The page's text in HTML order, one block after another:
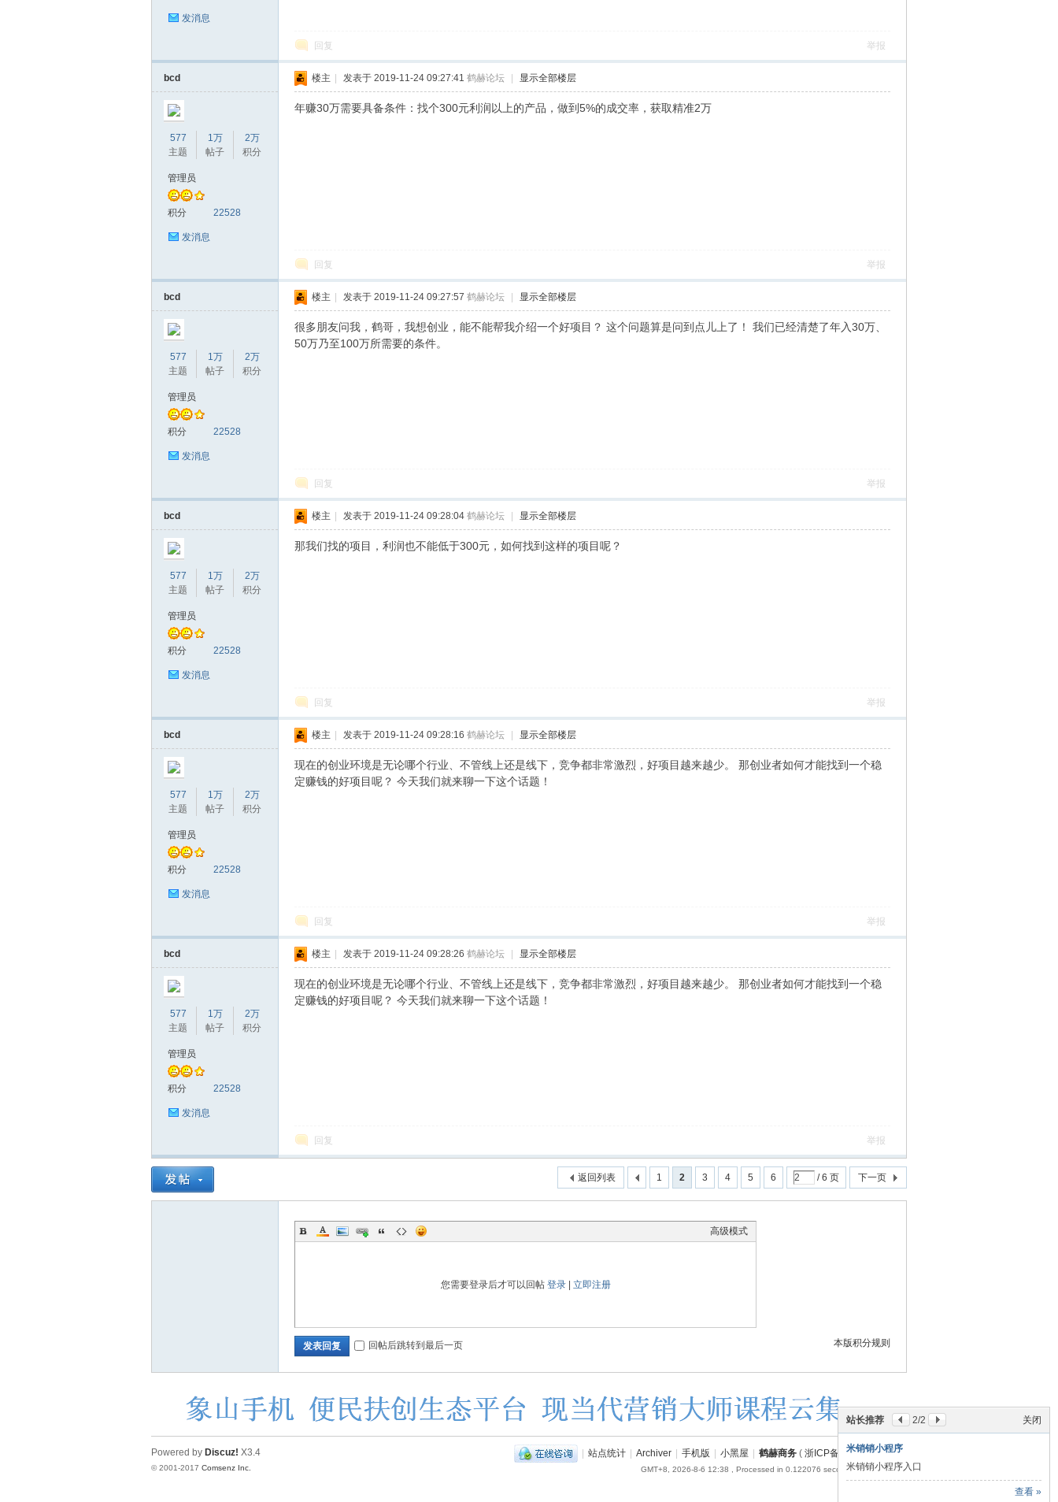
发消息
回复 举报
bcd
577
主题
1万
帖子
2万
积分
管理员
积分 22528
发消息
楼主 发表于 2019-11-24 09:27:41 鹤赫论坛 显示全部楼层
年赚30万需要具备条件：找个300元利润以上的产品，做到5%的成交率，获取精准2万
回复 举报
bcd
577
主题
1万
帖子
2万
积分
管理员
积分 22528
发消息
楼主 发表于 2019-11-24 09:27:57 鹤赫论坛 显示全部楼层
很多朋友问我，鹤哥，我想创业，能不能帮我介绍一个好项目？ 这个问题算是问到点儿上了！ 我们已经清楚了年入30万、
50万乃至100万所需要的条件。
回复 举报
bcd
577
主题
1万
帖子
2万
积分
管理员
积分 22528
发消息
楼主 发表于 2019-11-24 09:28:04 鹤赫论坛 显示全部楼层
那我们找的项目，利润也不能低于300元，如何找到这样的项目呢？
回复 举报
bcd
577
主题
1万
帖子
2万
积分
管理员
积分 22528
发消息
楼主 发表于 2019-11-24 09:28:16 鹤赫论坛 显示全部楼层
现在的创业环境是无论哪个行业、不管线上还是线下，竞争都非常激烈，好项目越来越少。 那创业者如何才能找到一个稳
定赚钱的好项目呢？ 今天我们就来聊一下这个话题！
回复 举报
bcd
577
主题
1万
帖子
2万
积分
管理员
积分 22528
发消息
楼主 发表于 2019-11-24 09:28:26 鹤赫论坛 显示全部楼层
现在的创业环境是无论哪个行业、不管线上还是线下，竞争都非常激烈，好项目越来越少。 那创业者如何才能找到一个稳
定赚钱的好项目呢？ 今天我们就来聊一下这个话题！
回复 举报
1 2 3 4 5 6 / 6 页 下一页
返回列表
高级模式
您需要登录后才可以回帖 登录| 立即注册
本版积分规则
发表回复 回帖后跳转到最后一页
关闭
站长推荐 2/2
米销销小程序
米销销小程序入口
查看 »
| 站点统计 | Archiver | 手机版 | 小黑屋 | 鹤赫商务 ( 浙ICP备18054110号-1)
GMT+8, 2026-8-6 12:38 , Processed in 0.122076 second(s), 17 queries .
Powered by Discuz! X3.4
© 2001-2017 Comsenz Inc.